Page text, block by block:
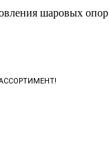
шаровых опор